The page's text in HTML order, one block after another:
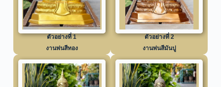
ตัวอย่างที่ 1
งานพ่นสีทอง
ตัวอย่างที่ 2
งานพ่นสีมันปู